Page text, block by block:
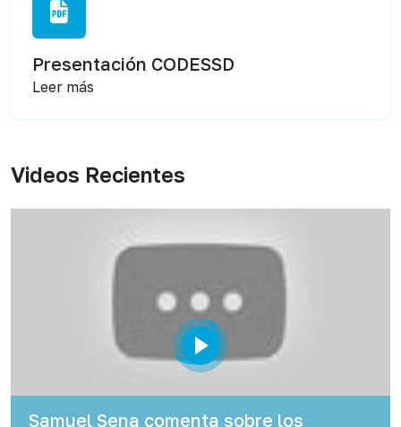
Presentación CODESSD
Leer más
Videos Recientes
Samuel Sena comenta sobre los